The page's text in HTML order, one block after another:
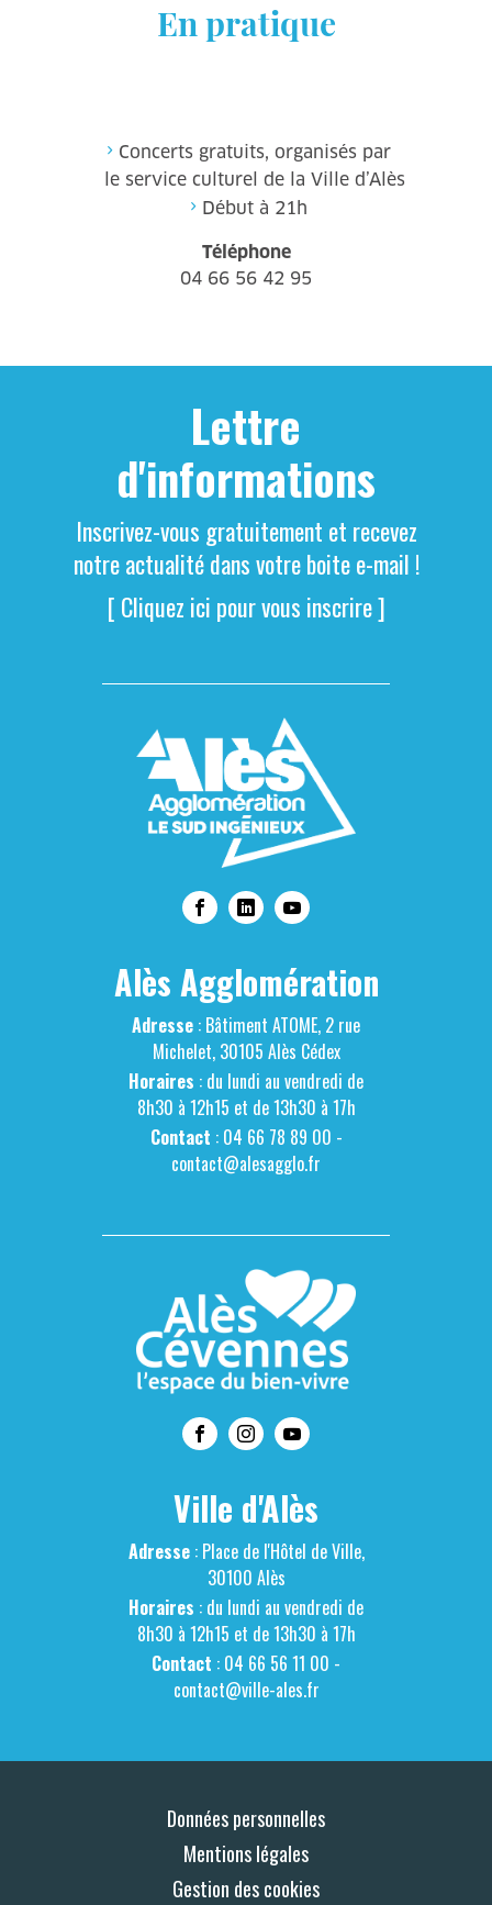
En pratique
Concerts gratuits, organisés par
le service culturel de la Ville d’Alès
Début à 21h
Téléphone
04 66 56 42 95
Lettre
d'informations
Inscrivez-vous gratuitement et recevez
notre actualité dans votre boite e-mail !
[ Cliquez ici pour vous inscrire ]
Alès Agglomération
Adresse : Bâtiment ATOME, 2 rue
Michelet, 30105 Alès Cédex
Horaires : du lundi au vendredi de
8h30 à 12h15 et de 13h30 à 17h
Contact : 04 66 78 89 00 -
contact@alesagglo.fr
Ville d'Alès
Adresse: Place de l'Hôtel de Ville,
30100 Alès
Horaires : du lundi au vendredi de
8h30 à 12h15 et de 13h30 à 17h
Contact : 04 66 56 11 00 -
contact@ville-ales.fr
Données personnelles
Mentions légales
Gestion des cookies